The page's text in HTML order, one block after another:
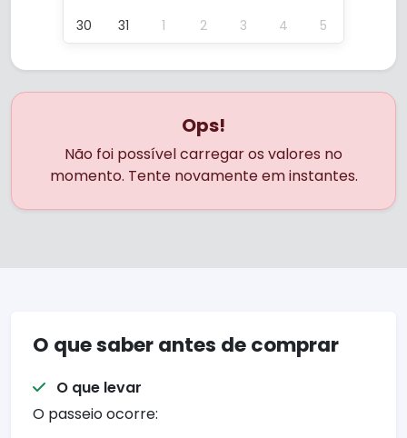
30
31 1 2 3 4 5
Ops!
Não foi possível carregar os valores no
momento. Tente novamente em instantes.
O que saber antes de comprar
O que levar
O passeio ocorre: